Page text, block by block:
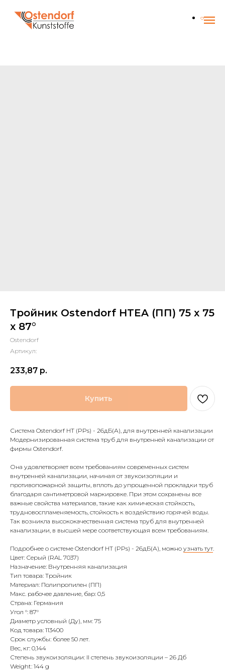
Тройник Ostendorf HTEA (ПП) 75 х 75
x 87°
Ostendorf
Артикул:
233,87 р.
Купить
Система Ostendorf HT (PPs) - 26дБ(А), для внутренней канализации
Модернизированная система труб для внутренней канализации от
фирмы Ostendorf.
Она удовлетворяет всем требованиям современных систем
внутренней канализации, начиная от звукоизоляции и
противопожарной защиты, вплоть до упрощенной прокладки труб
благодаря сантиметровой маркировке. При этом сохранены все
важные свойства материалов, такие как химическая стойкость,
трудновоспламеняемость, стойкость к воздействию горячей воды.
Так возникла высококачественная система труб для внутренней
канализации, в высшей мере соответствующая всем требованиям.
Подробнее о системе Ostendorf HT (PPs) - 26дБ(А), можно узнать тут.
Цвет: Серый (RAL 7037)
Назначение: Внутренняя канализация
Тип товара: Тройник
Материал: Полипропилен (ПП)
Макс. рабочее давление, бар: 0,5
Страна: Германия
Угол °: 87°
Диаметр условный (Ду), мм: 75
Код товара: 113400
Срок службы: более 50 лет.
Вес, кг: 0,144
Степень звукоизоляции: II степень звукоизоляции – 26 Дб
Weight: 144 g